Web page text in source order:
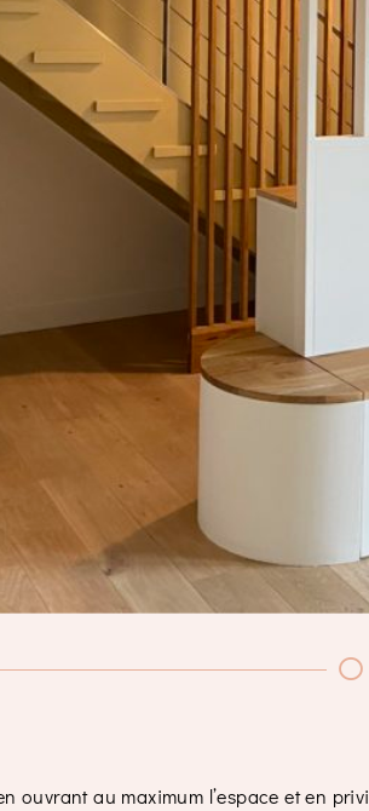
ouvrant au maximum l’espace et en